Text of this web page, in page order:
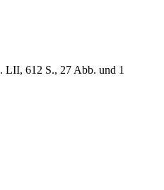
. LII, 612 S., 27 Abb. und 1